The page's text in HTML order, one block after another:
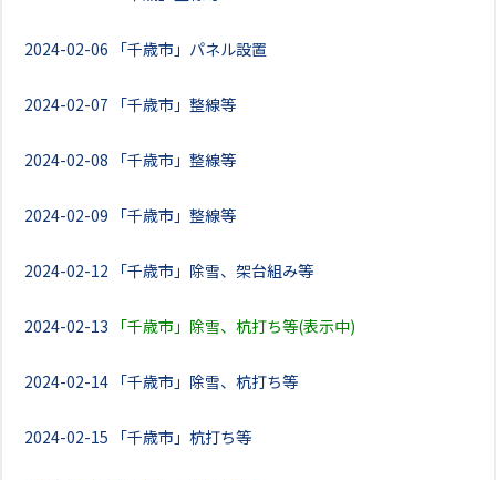
2024-02-06 「千歳市」パネル設置
2024-02-07 「千歳市」整線等
2024-02-08 「千歳市」整線等
2024-02-09 「千歳市」整線等
2024-02-12 「千歳市」除雪、架台組み等
2024-02-13 「千歳市」除雪、杭打ち等(表示中)
2024-02-14 「千歳市」除雪、杭打ち等
2024-02-15 「千歳市」杭打ち等